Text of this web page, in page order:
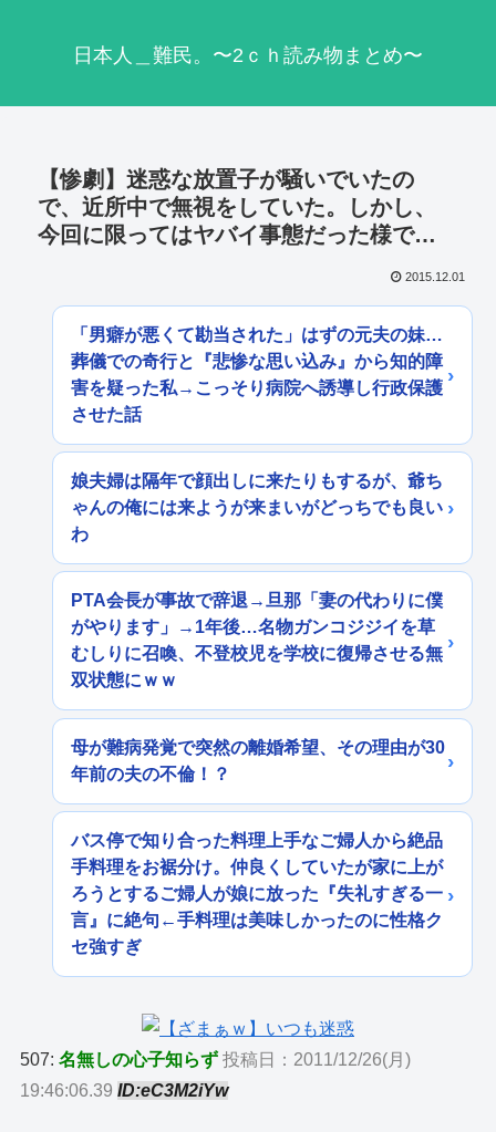
日本人＿難民。〜2ｃｈ読み物まとめ〜
【惨劇】迷惑な放置子が騒いでいたの
で、近所中で無視をしていた。しかし、
今回に限ってはヤバイ事態だった様で…
2015.12.01
「男癖が悪くて勘当された」はずの元夫の妹…
葬儀での奇行と『悲惨な思い込み』から知的障
害を疑った私→こっそり病院へ誘導し行政保護
させた話
娘夫婦は隔年で顔出しに来たりもするが、爺ち
ゃんの俺には来ようが来まいがどっちでも良い
わ
PTA会長が事故で辞退→旦那「妻の代わりに僕
がやります」→1年後…名物ガンコジジイを草
むしりに召喚、不登校児を学校に復帰させる無
双状態にｗｗ
母が難病発覚で突然の離婚希望、その理由が30
年前の夫の不倫！？
バス停で知り合った料理上手なご婦人から絶品
手料理をお裾分け。仲良くしていたが家に上が
ろうとするご婦人が娘に放った『失礼すぎる一
言』に絶句←手料理は美味しかったのに性格ク
セ強すぎ
507:名無しの心子知らず 投稿日：2011/12/26(月)
19:46:06.39ID:eC3M2iYw